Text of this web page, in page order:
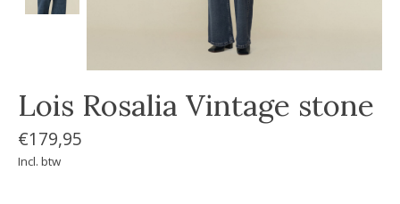
Lois Rosalia Vintage stone
€179,95
Incl. btw